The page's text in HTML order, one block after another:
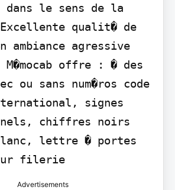
dans le sens de la
qualit� de
ambiance agressive
M�mocab offre : � des
ou sans num�ros code
signes
chiffres noirs
lettre � portes
filerie
Advertisements